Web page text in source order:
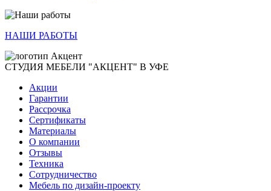
НАШИ РАБОТЫ
СТУДИЯ МЕБЕЛИ "АКЦЕНТ" В УФЕ
Акции
Гарантии
Рассрочка
Сертификаты
Материалы
О компании
Отзывы
Техника
Сотрудничество
Мебель по дизайн-проекту